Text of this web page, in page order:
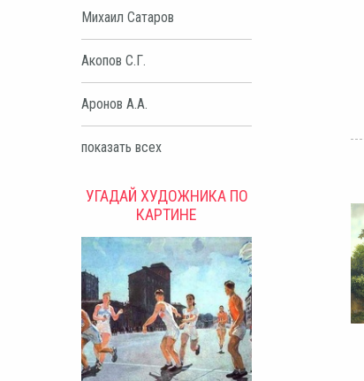
Михаил Сатаров
Акопов С.Г.
Аронов А.А.
показать всех
УГАДАЙ ХУДОЖНИКА ПО
КАРТИНЕ